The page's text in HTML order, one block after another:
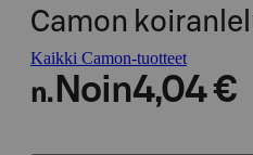
Camon
Kaikki Camon-tuotteet
n. Noin4,04 €